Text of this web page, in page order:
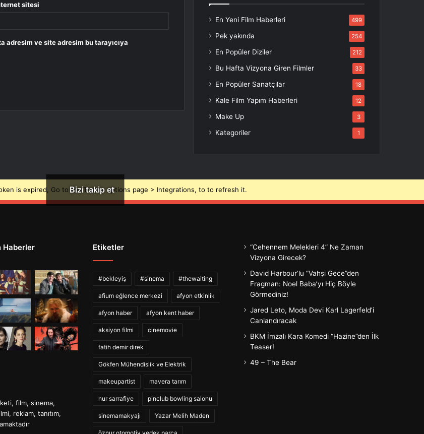
sitesi
adresim ve site adresim bu tarayıcıya
En Yeni Film Haberleri 499
Pek yakında 254
En Popüler Diziler 212
Bu Hafta Vizyona Giren Filmler 33
En Popüler Sanatçılar 18
Kale Film Yapım Haberleri 12
Make Up 3
Kategoriler 1
Bizi takip et
is expired, Go to the Theme options page > Integrations, to to refresh it.
Haberler
film, sinema,
reklam, tanıtım,
Etiketler
#bekleyiş #sinema #thewaiting
afium eğlence merkezi afyon etkinlik
afyon haber afyon kent haber
aksiyon filmi cinemovie
fatih demir direk
Gökfen Mühendislik ve Elektrik
makeupartist mavera tarım
nur sarrafiye pinclub bowling salonu
sinemamakyajı Yazar Melih Maden
“Cehennem Melekleri 4” Ne Zaman
Vizyona Girecek?
David Harbour’lu “Vahşi Gece”den
Fragman: Noel Baba’yı Hiç Böyle
Görmediniz!
Jared Leto, Moda Devi Karl Lagerfeld’i
Canlandıracak
BKM İmzalı Kara Komedi “Hazine”den İlk
Teaser!
49 – The Bear